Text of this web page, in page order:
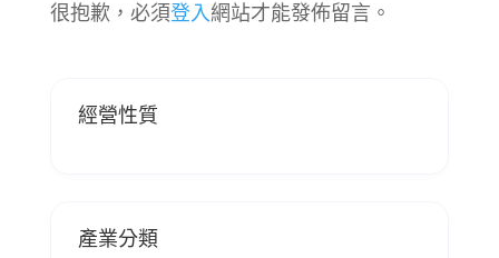
很抱歉，必須登入 網站才能發佈留言。
經營性質
產業分類